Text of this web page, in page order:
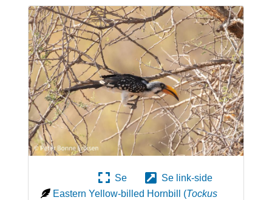
Se
Se link-side
Eastern Yellow-billed Hornbill
(Tockus